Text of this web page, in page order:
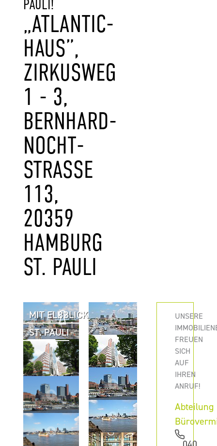
PAULI!
„ATLANTIC-
HAUS”,
ZIRKUSWEG
1 - 3,
BERNHARD-
NOCHT-
STRASSE 1
13, 2
0359 H
AMBURG S
T. PAULI
MIT ELBBLICK
ST. PAULI
UNSERE
FREUEN
SICH
AUF
IHREN
ANRUF!
Abteilung